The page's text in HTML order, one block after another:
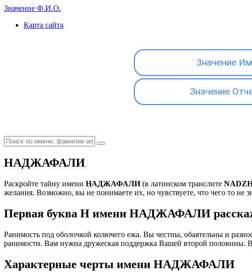
Значение Ф.И.О.
Карта сайта
Значение
Значение
НАДЖАФАЛИ
Раскройте тайну имени НАДЖАФАЛИ(в латинском транслите
желания. Возможно, вы не понимаете их, но чувствуете, что чего то не
Первая буква Н имени НАДЖАФАЛИ
Ранимость под оболочкой колючего ежа. Вы честны, обаятельны и
ранимости. Вам нужна дружеская поддержка Вашей второй половины.
Характерные черты имени НАДЖАФАЛИ